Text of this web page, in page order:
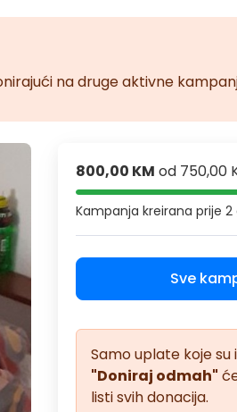
na druge aktivne
800,00 KM od 750,00
Kampanja kreiranaprije 2
Sve
Samo uplate koje
"Doniraj odmah"
listi svih donacija.